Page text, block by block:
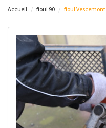
Accueil fioul 90 fioul Vescemont